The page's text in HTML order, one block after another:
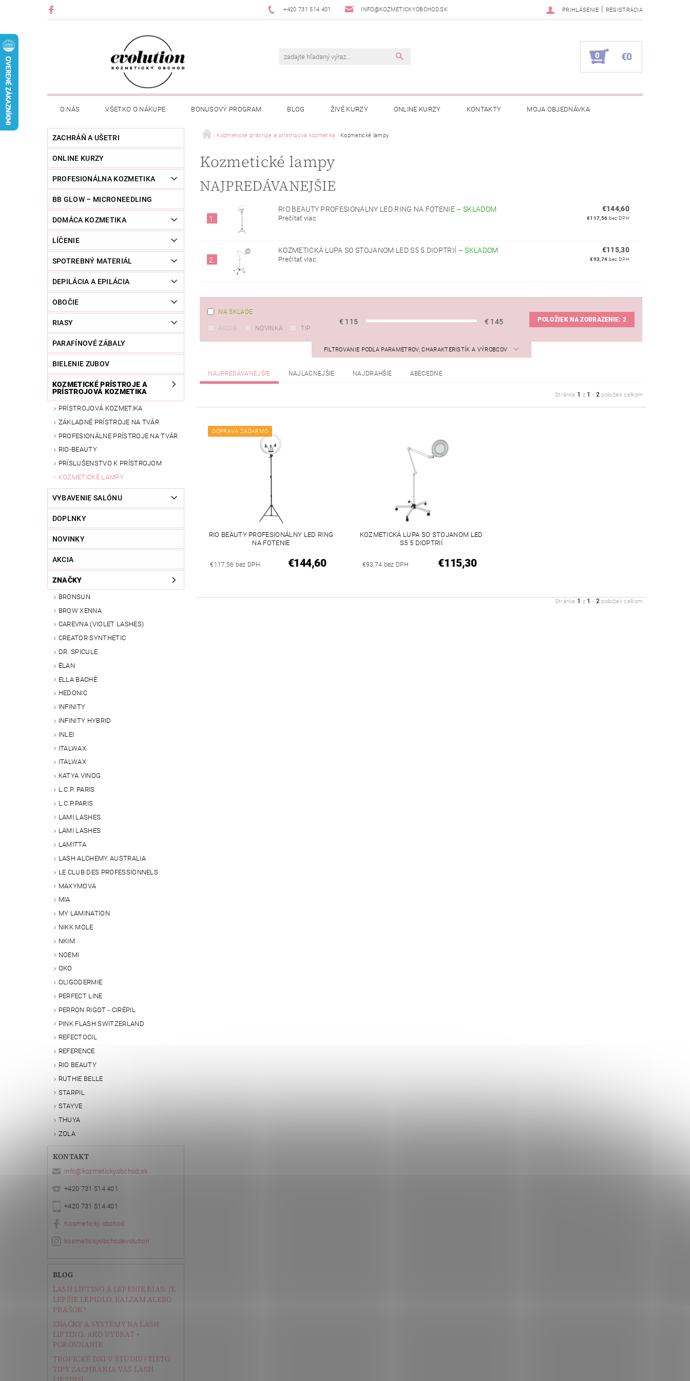
+420 731 514 401 INFO@KOZMETICKYOBCHOD.SK PRIHLÁSENIE | REGISTRÁCIA
0 €0
O NÁS VŠETKO O NÁKUPE BONUSOVÝ PROGRAM BLOG ŽIVÉ KURZY ONLINE KURZY KONTAKTY MOJA OBJEDNÁVKA
ZACHRÁŇ A UŠETRI
ONLINE KURZY
PROFESIONÁLNA KOZMETIKA
BB GLOW – MICRONEEDLING
DOMÁCA KOZMETIKA
LÍČENIE
SPOTREBNÝ MATERIÁL
DEPILÁCIA A EPILÁCIA
OBOČIE
RIASY
PARAFÍNOVÉ ZÁBALY
BIELENIE ZUBOV
KOZMETICKÉ PRÍSTROJE A
PRÍSTROJOVÁ KOZMETIKA
PRÍSTROJOVÁ KOZMETIKA
ZÁKLADNÉ PRÍSTROJE NA TVÁR
PROFESIONÁLNE PRÍSTROJE NA TVÁR
RIO-BEAUTY
PRÍSLUŠENSTVO K PRÍSTROJOM
KOZMETICKÉ LAMPY
VYBAVENIE SALÓNU
DOPLNKY
NOVINKY
AKCIA
ZNAČKY
BRONSUN
BROW XENNA
CAREVNA (VIOLET LASHES)
CREATOR SYNTHETIC
DR. SPICULE
ÉLAN
ELLA BACHÉ
HEDONIC
INFINITY
INFINITY HYBRID
INLEI
ITALWAX
ITALWAX
KATYA VINOG
L.C.P. PARIS
L.C.P.PARIS
LAMI LASHES
LAMI LASHES
LAMITTA
LASH ALCHEMY AUSTRALIA
LE CLUB DES PROFESSIONNELS
MAXYMOVA
MIA
MY LAMINATION
NIKK MOLE
NKIM
NOEMI
OKO
OLIGODERMIE
PERFECT LINE
PERRON RIGOT - CIRÉPIL
PINK FLASH SWITZERLAND
REFECTOCIL
REFERENCE
RIO BEAUTY
RUTHIE BELLE
STARPIL
STAYVE
THUYA
ZOLA
KONTAKT
info@ kozmetickyobchod.sk
+420 731 514 401
+420 731 514 401
Kosmetický obchod
kosmetickyobchodevolution
BLOG
LASH LIFTING A LEPENIE RIAS: JE
LEPŠIE LEPIDLO, BALZAM ALEBO
PRÁŠOK?
ZNAČKY A SYSTÉMY NA LASH
LIFTING: AKO VYBRAŤ +
POROVNANIE
TROPICKÉ DNI V ŠTÚDIU? TIETO
TIPY ZACHRÁNIA VÁŠ LASH
Kozmetické prístroje a prístrojová kozmetika Kozmetické lampy
Kozmetické lampy
NAJPREDÁVANEJŠIE
1.
RIO BEAUTY PROFESIONÁLNY LED RING NA FOTENIE – SKLADOM
Prečítať viac
€144,60
€117,56 bez DPH
2.
KOZMETICKÁ LUPA SO STOJANOM LED S5 5 DIOPTRIÍ –SKLADOM
Prečítať viac
€115,30
€93,74 bez DPH
NA SKLADE
AKCIA NOVINKA TIP
€ 115 € 145 POLOŽIEK NA ZOBRAZENIE:2
FILTROVANIE PODĽA PARAMETROV, CHARAKTERISTÍK A VÝROBCOV
NAJPREDÁVANEJŠIE NAJLACNEJŠIE NAJDRAHŠIE ABECEDNE
Stránka 1 z 1 - 2 položiek celkom
DOPRAVA ZADARMO
RIO BEAUTY PROFESIONÁLNY LED RING
NA FOTENIE
€117,56 bez DPH €144,60
KOZMETICKÁ LUPA SO STOJANOM LED
S5 5 DIOPTRIÍ
€93,74 bez DPH €115,30
Stránka 1 z 1 - 2 položiek celkom